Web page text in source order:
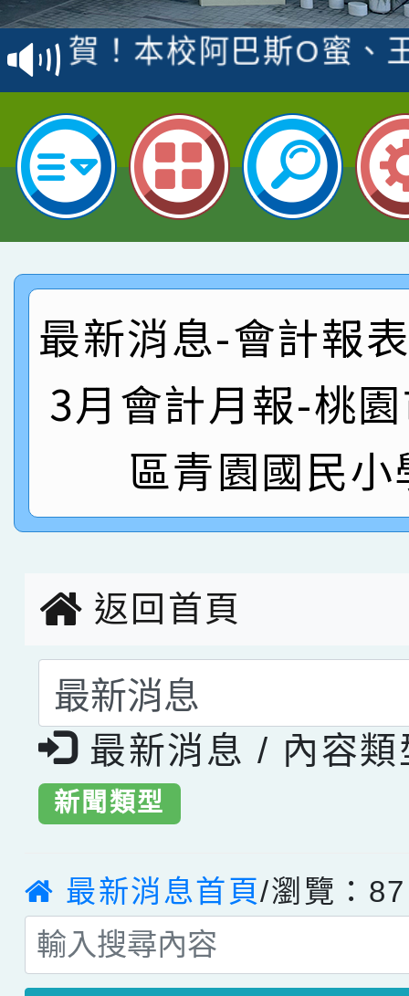
賽 洪綺君教師榮獲社
名
賀！本校阿巴斯O蜜、
倩參加桃園市科展 國
名 指導老師王老師、
賀！本校四年二班張O
園市英語競賽國小朗讀
指導老師林老師
賀！本校參加桃園市中
賽 劉文瑛教師榮獲教
臺灣台語-第二名
賀！本校參與2026世
市賽榮獲科學小創客佳
創客第三名。
賀！本校參加桃園市中
賽 洪綺君教師榮獲社
名
賀！本校阿巴斯O蜜、
倩參加桃園市科展 國
名 指導老師王老師、
賀！本校四年二班張O
園市英語競賽國小朗讀
指導老師林老師
賀！本校參加桃園市中
賽 劉文瑛教師榮獲教
臺灣台語-第二名
賀！本校參與2026世
市賽榮獲科學小創客佳
最新消息-會計報
3月會計月報-桃
區青園國民
返回首頁
選擇後頁面內容會更
最新消息 / 內容類
新聞類型
最新消息首頁/瀏覽：87